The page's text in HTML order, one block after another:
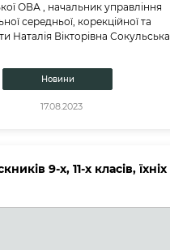
ОВА , начальник управління
середньої, корекційної та
Наталія Вікторівна Сокульська
Новини
17.08.2023
9-х, 11-х класів, їхніх